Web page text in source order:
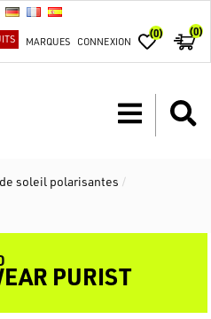
MARQUES CONNEXION
(0) (0)
soleil polarisantes /
PURIST